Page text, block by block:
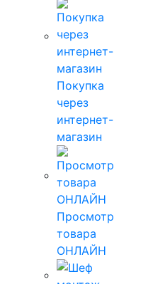
Покупка
через
интернет-
магазин
Просмотр
товара
ОНЛАЙН